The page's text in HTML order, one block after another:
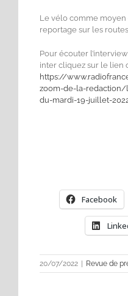
Le vélo comme
reportage sur les
Pour écouter
inter cliquez sur le lien
https://
zoom-de-la-
du-mardi-19-juillet-
Facebook
20/07/2022 Revue de